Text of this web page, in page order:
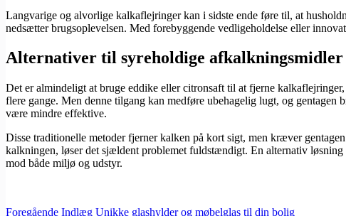
Langvarige og alvorlige kalkaflejringer kan i sidste ende føre til, at
nedsætter brugsoplevelsen. Med forebyggende vedligeholdelse eller
Alternativer til syreholdige afkalkningsmidler
Det er almindeligt at bruge eddike eller citronsaft til at fjerne
flere gange. Men denne tilgang kan medføre ubehagelig lugt, og gentagen
være mindre effektive.
Disse traditionelle metoder fjerner kalken på kort sigt, men kræver
kalkningen, løser det sjældent problemet fuldstændigt. En alternativ
mod både miljø og udstyr.
Foregående Indlæg Unikke glashylder og møbelglas til din bolig